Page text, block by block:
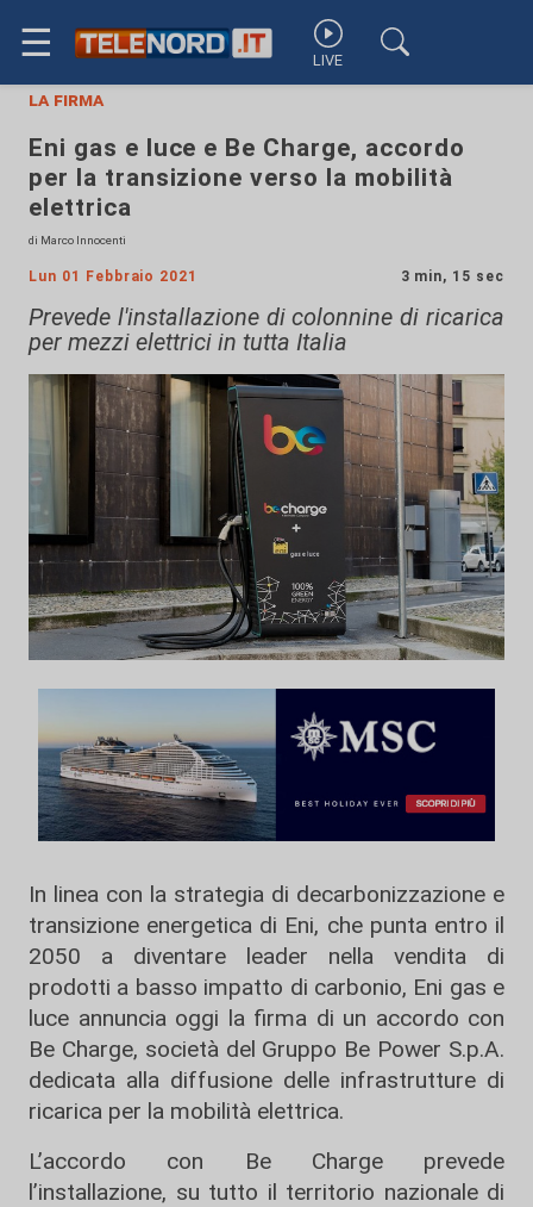
☰ LIVE
la firma
Eni gas e luce e Be Charge, accordo
per la transizione verso la mobilità
elettrica
di Marco Innocenti
Lun 01 Febbraio 2021 3 min, 15 sec
Prevede l'installazione di colonnine di ricarica
per mezzi elettrici in tutta Italia
In linea con la strategia di decarbonizzazione e
transizione energetica di Eni, che punta entro il
2050 a diventare leader nella vendita di
prodotti a basso impatto di carbonio, Eni gas e
luce annuncia oggi la firma di un accordo con
Be Charge, società del Gruppo Be Power S.p.A.
dedicata alla diffusione delle infrastrutture di
ricarica per la mobilità elettrica.
L’accordo con Be Charge prevede
l’installazione, su tutto il territorio nazionale di